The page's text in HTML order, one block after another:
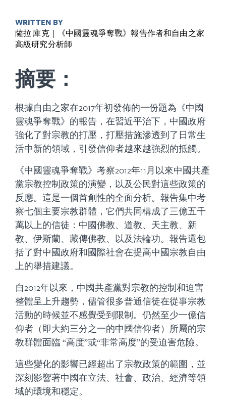
WRITTEN BY
薩拉·庫克｜《中國靈魂爭奪戰》報告作者和自由之家
高級研究分析師
摘要：
根據自由之家在2017年初發佈的一份題為《中國
靈魂爭奪戰》的報告，在習近平治下，中國政府
強化了對宗教的打壓，打壓措施滲透到了日常生
活中新的領域，引發信仰者越來越強烈的抵觸。
《中國靈魂爭奪戰》考察2012年11月以來中國共產
黨宗教控制政策的演變，以及公民對這些政策的
反應。這是一個首創性的全面分析。報告集中考
察七個主要宗教群體，它們共同構成了三億五千
萬以上的信徒：中國佛教、道教、天主教、新
教、伊斯蘭、藏傳佛教、以及法輪功。報告還包
括了對中國政府和國際社會在提高中國宗教自由
上的舉措建議。
自2012年以來，中國共產黨對宗教的控制和迫害
整體呈上升趨勢，儘管很多普通信徒在從事宗教
活動的時候並不感覺受到限制。仍然至少一億信
仰者（即大約三分之一的中國信仰者）所屬的宗
教群體面臨 “高度”或“非常高度”的受迫害危險。
這些變化的影響已經超出了宗教政策的範圍，並
深刻影響著中國在立法、社會、政治、經濟等領
域的環境和穩定。